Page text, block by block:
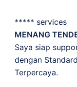
***** services
MENANG
Saya siap
dengan
Terpercaya.